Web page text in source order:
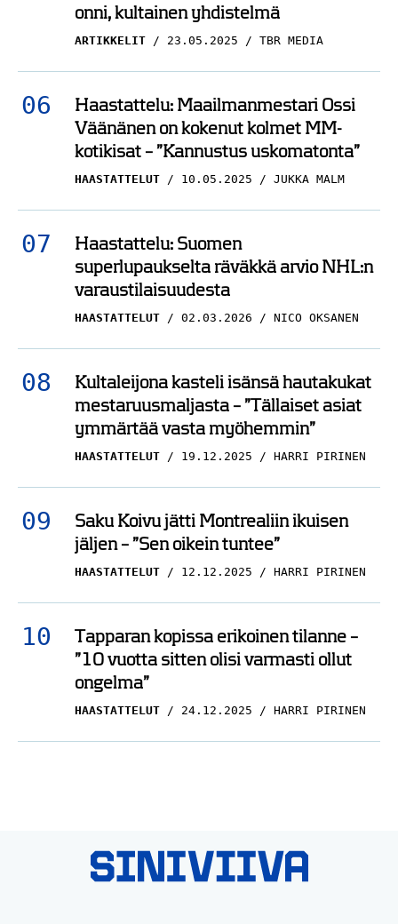
onni, kultainen yhdistelmä
ARTIKKELIT 23.05.2025 TBR MEDIA
Haastattelu: Maailmanmestari Ossi
Väänänen on kokenut kolmet MM-
kotikisat – ”Kannustus uskomatonta”
HAASTATTELUT 10.05.2025 JUKKA MALM
Haastattelu: Suomen
superlupaukselta räväkkä arvio NHL:n
varaustilaisuudesta
HAASTATTELUT 02.03.2026 NICO OKSANEN
Kultaleijona kasteli isänsä hautakukat
mestaruusmaljasta – ”Tällaiset asiat
ymmärtää vasta myöhemmin”
HAASTATTELUT 19.12.2025 HARRI PIRINEN
Saku Koivu jätti Montrealiin ikuisen
jäljen – ”Sen oikein tuntee”
HAASTATTELUT 12.12.2025 HARRI PIRINEN
Tapparan kopissa erikoinen tilanne –
”10 vuotta sitten olisi varmasti ollut
ongelma”
HAASTATTELUT 24.12.2025 HARRI PIRINEN